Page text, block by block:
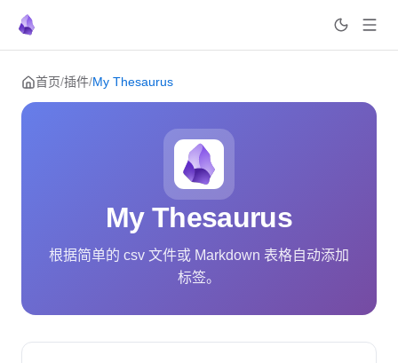
Skip to content
首页/插件/My Thesaurus
My Thesaurus
根据简单的 csv 文件或 Markdown 表格自动添加
标签。